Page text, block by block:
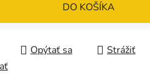
DO KOŠÍKA
Opýtať sa
Strážiť